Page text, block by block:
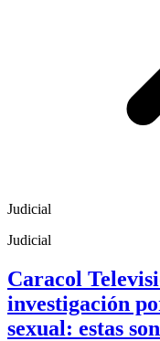
Judicial
Judicial
Caracol
investigación
sexual: estas